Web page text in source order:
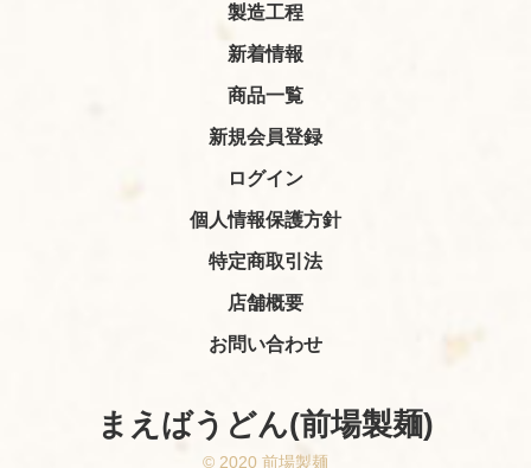
まえばうどん(前場製麺)
© 2020 前場製麺
製造工程
新着情報
商品一覧
新規会員登録
ログイン
個人情報保護方針
特定商取引法
店舗概要
お問い合わせ